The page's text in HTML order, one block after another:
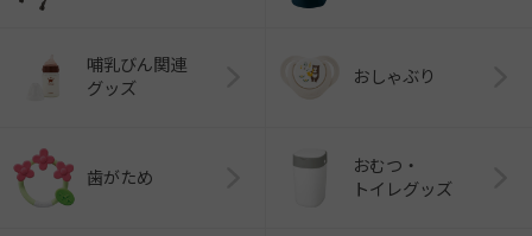
哺乳びん関連
グッズ
おしゃぶり
歯がため
おむつ・
トイレグッズ